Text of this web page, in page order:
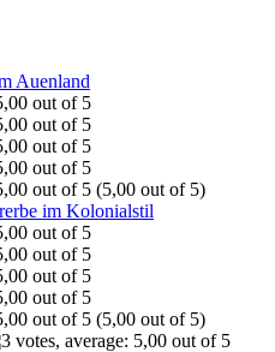
Auenland
(5,00 out of 5)
im Kolonialstil
(5,00 out of 5)